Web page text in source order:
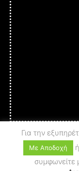
© 2025
Για την
Με Αποδοχή
συμφωνείτε